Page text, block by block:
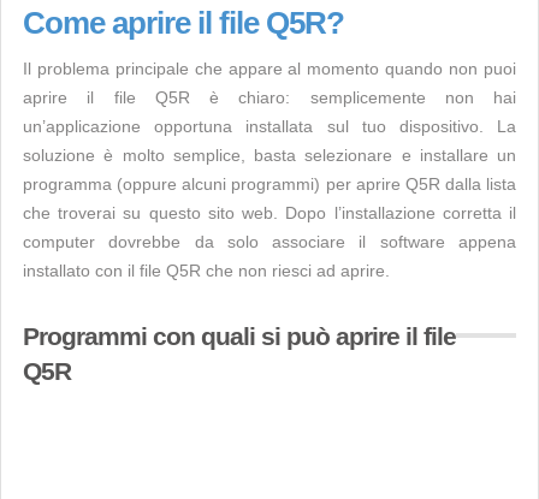
Come aprire il file Q5R?
Il problema principale che appare al momento quando non puoi
aprire il file Q5R è chiaro: semplicemente non hai
un’applicazione opportuna installata sul tuo dispositivo. La
soluzione è molto semplice, basta selezionare e installare un
programma (oppure alcuni programmi) per aprire Q5R dalla lista
che troverai su questo sito web. Dopo l’installazione corretta il
computer dovrebbe da solo associare il software appena
installato con il file Q5R che non riesci ad aprire.
Programmi con quali si può aprire il file
Q5R